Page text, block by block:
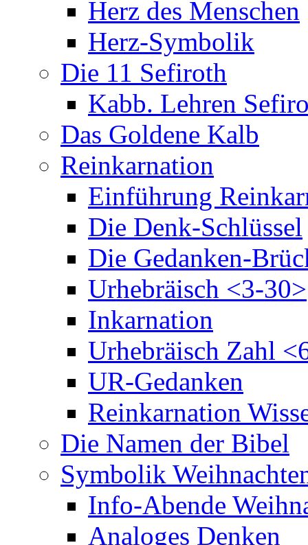
Herz des Menschen
Herz-Symbolik
Die 11 Sefiroth
Kabb. Lehren
Das Goldene Kalb
Reinkarnation
Einführung
Die Denk-Schlüssel
Die Gedanken-
Urhebräisch <3-30>
Inkarnation
Urhebräisch Zahl
UR-Gedanken
Reinkarnation
Die Namen der Bibel
Symbolik
Info-Abende
Analoges Denken